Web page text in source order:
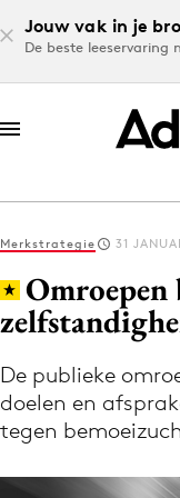
Jouw vak in je
De beste leeservaring
Log in
Volg het
Merkstrategie 31
De publieke
doelen en
tegen